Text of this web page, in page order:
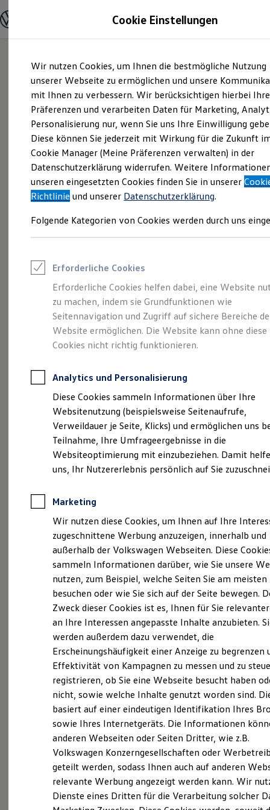
Hauptinhalt
springen
Footer
springen
Modelle und Konfigurator
Modelle vergleichen
Elektroautos
ENERGY Sondermodelle
Nutzfahrzeuge
SUV und CUV
Familienautos
Kombis
Kompaktwagen
Sportwagen
Schnell verfügbare Fahrzeuge
Angebote und Produkte
Aktuelle Angebote
E-Auto-Förderung
Volkswagen Marktplatz
Junge Gebrauchtwagen und Gebrauchtwagen
Saisonangebote
Leasing
Leasing-Angebote
Gebrauchtwagen Leasing
Junge Gebrauchtwagen-Leasing
Elektroauto Leasing
Kleinwagen-Leasing
Leasing ohne Anzahlung
Autokredit mit Schlussrate
Versicherungen und Garantien
Kfz-Versicherung
Restschuldversicherungen
Garantien
Wartungsverträge
Geschäftskunden
Professional Class bei Volkswagen
Großkunden
Behörden
Anpfiff zum Gewinn
Elektroautos
ID. Tutorials
Elektrofahrzeugkonzepte
Reichweite
Reichweite der ID. Modelle
Reichweite im Winter
Laden
Laden unterwegs
Laden Zuhause
Ladezeitensimulator
Batterie
Sicherheit
Garantie und Lebensdauer
Nachhaltigkeit
Technologie
Kosten und Kauf
Verbrauchskosten
Kaufoptionen
E-Auto-Förderung
Software und Konnektivität
Die ID. Software 6
ID. Software Versionen und Updates
Digitale Extras
Schnittstellen zu Ihrem ID.
Volkswagen Economy
Service Rabattaktion
(Impressum & Rechtliches)
Was ist der Economy Service
und wer kann ihn nutzen?
Ältere Volkswagen haben einen anderen
Servicebedarf als neue Fahrzeuge. Der Economy
Service ist speziell für Volkswagen Modelle
entwickelt worden, die älter als vier Jahre sind. Er
bietet Ihnen ein vielfältiges Leistungsspektrum mit
zeitwertgerechtem Service und hoher
Ersatzteilqualität. Die Leistungen sind durch
Fachwissen, Volkswagen Teile und langjährige
Erfahrung genau auf Ihr Fahrzeug abgestimmt und
decken nahezu alle Services ab. Die Preise sind
speziell auf das Alter Ihres Fahrzeugs ausgelegt. Bei
der Durchführung der im Serviceplan
vorgeschriebenen Leistungen wird auch die LongLife
Cookie Einstellungen
Wir nutzen Cookies, um Ihnen die bestmögliche Nutzung
unserer Webseite zu ermöglichen und unsere
mit Ihnen zu verbessern. Wir berücksichtigen hierbei Ihre
Präferenzen und verarbeiten Daten für Marketing,
Personalisierung nur, wenn Sie uns Ihre Einwilligung
Diese können Sie jederzeit mit Wirkung für die Zukunft
Cookie Manager (Meine Präferenzen verwalten) in der
Datenschutzerklärung widerrufen. Weitere
unseren eingesetzten Cookies finden Sie in unserer
Richtlinie und unserer Datenschutzerklärung.
Folgende Kategorien von Cookies werden durch uns
Erforderliche Cookies
Erforderliche Cookies helfen dabei, eine Website
zu machen, indem sie Grundfunktionen wie
Seitennavigation und Zugriff auf sichere Bereiche
Website ermöglichen. Die Website kann ohne diese
Cookies nicht richtig funktionieren.
Analytics und Personalisierung
Diese Cookies sammeln Informationen über Ihre
Websitenutzung (beispielsweise Seitenaufrufe,
Verweildauer je Seite, Klicks) und ermöglichen uns
Teilnahme, Ihre Umfrageergebnisse in die
Websiteoptimierung mit einzubeziehen. Damit
uns, Ihr Nutzererlebnis persönlich auf Sie
Marketing
Wir nutzen diese Cookies, um Ihnen auf Ihre
zugeschnittene Werbung anzuzeigen, innerhalb und
außerhalb der Volkswagen Webseiten. Diese
sammeln Informationen darüber, wie Sie unsere
nutzen, zum Beispiel, welche Seiten Sie am meisten
besuchen oder wie Sie sich auf der Seite bewegen.
Zweck dieser Cookies ist es, Ihnen für Sie
an Ihre Interessen angepasste Inhalte anzubieten.
werden außerdem dazu verwendet, die
Erscheinungshäufigkeit einer Anzeige zu begrenzen
Effektivität von Kampagnen zu messen und zu
registrieren, ob Sie eine Webseite besucht haben
nicht, sowie welche Inhalte genutzt worden sind.
basiert auf einer eindeutigen Identifikation Ihres
sowie Ihres Internetgeräts. Die Informationen
anderen Webseiten oder Seiten Dritter, wie z.B.
Volkswagen Konzerngesellschaften oder
geteilt werden, sodass Ihnen auch auf anderen
relevante Werbung angezeigt werden kann. Wir
Dienste eines Dritten für die Verarbeitung solcher